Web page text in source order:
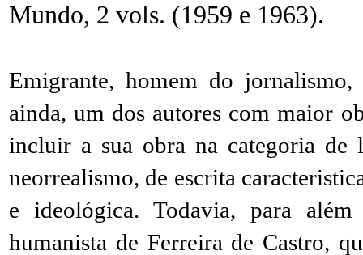
Mundo, 2 vols. (1959 e 1963).
Emigrante, homem do
ainda, um dos autores com maior
incluir a sua obra na categoria de
neorrealismo, de escrita
e ideológica. Todavia, para
humanista de Ferreira de Castro,